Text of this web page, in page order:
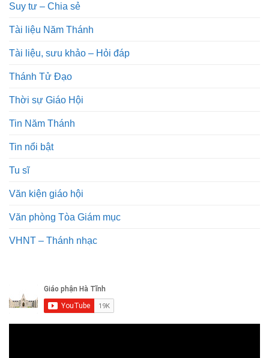
Suy tư – Chia sẻ
Tài liệu Năm Thánh
Tài liệu, sưu khảo – Hỏi đáp
Thánh Tử Đạo
Thời sự Giáo Hội
Tin Năm Thánh
Tin nổi bật
Tu sĩ
Văn kiện giáo hội
Văn phòng Tòa Giám mục
VHNT – Thánh nhạc